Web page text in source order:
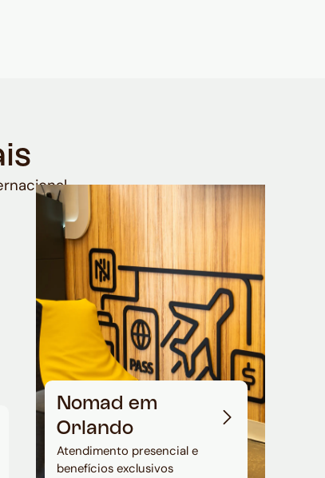
Nomad em
Orlando
Atendimento presencial e
benefícios exclusivos